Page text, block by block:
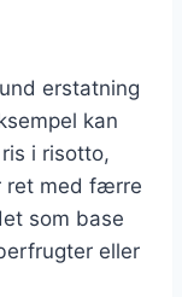
erstatning
kan
i risotto,
ret med færre
som base
eller